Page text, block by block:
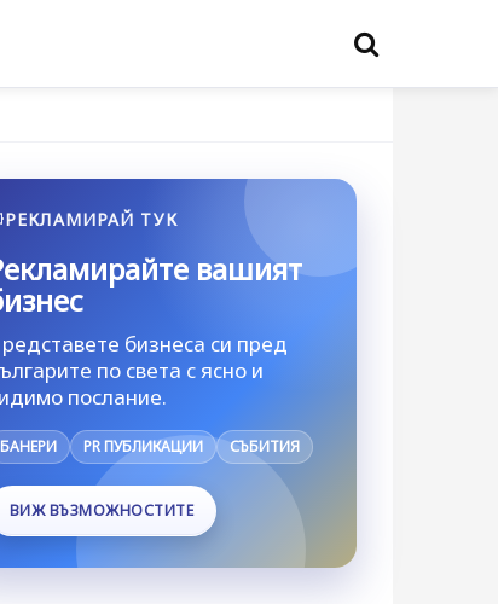
РЕКЛАМИРАЙ ТУК
вашият
бизнеса си пред
по света с ясно и
послание.
БАНЕРИ PR ПУБЛИКАЦИИ СЪБИТИЯ
ВИЖ ВЪЗМОЖНОСТИТЕ